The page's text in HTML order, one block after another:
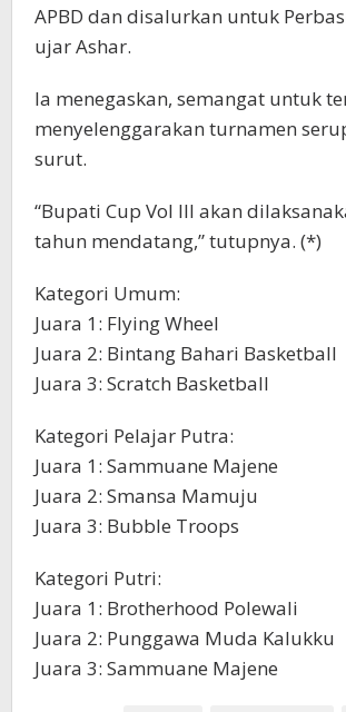
APBD dan disalurkan untuk
ujar Ashar.
Ia menegaskan, semangat untuk
menyelenggarakan turnamen
surut.
“Bupati Cup Vol III akan
tahun mendatang,” tutupnya. (*)
Kategori Umum:
Juara 1: Flying Wheel
Juara 2: Bintang Bahari Basketball
Juara 3: Scratch Basketball
Kategori Pelajar Putra:
Juara 1: Sammuane Majene
Juara 2: Smansa Mamuju
Juara 3: Bubble Troops
Kategori Putri:
Juara 1: Brotherhood Polewali
Juara 2: Punggawa Muda Kalukku
Juara 3: Sammuane Majene